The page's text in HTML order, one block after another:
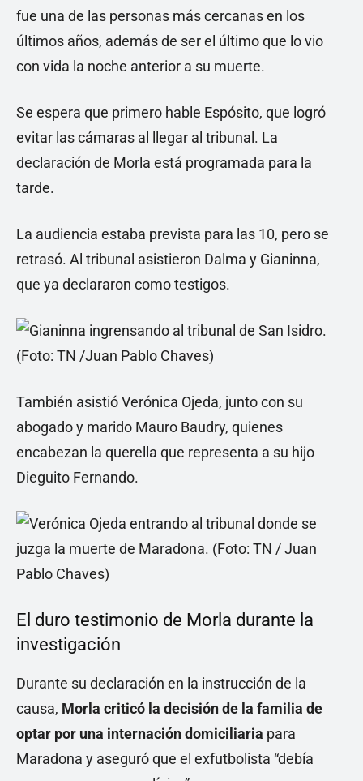
fue una de las personas más cercanas en los
últimos años, además de ser el último que lo vio
con vida la noche anterior a su muerte.
Se espera que primero hable Espósito, que logró
evitar las cámaras al llegar al tribunal. La
declaración de Morla está programada para la
tarde.
La audiencia estaba prevista para las 10, pero se
retrasó. Al tribunal asistieron Dalma y Gianinna,
que ya declararon como testigos.
También asistió Verónica Ojeda, junto con su
abogado y marido Mauro Baudry, quienes
encabezan la querella que representa a su hijo
Dieguito Fernando.
El duro testimonio de Morla durante la
investigación
Durante su declaración en la instrucción de la
causa, Morla criticó la decisión de la familia de
optar por una internación domiciliaria para
Maradona y aseguró que el exfutbolista “debía